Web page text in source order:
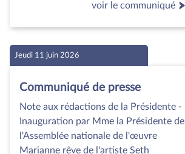
voir le communiqué
Jeudi 11 juin 2026
Communiqué de presse
Note aux rédactions de la Présidente -
Inauguration par Mme la Présidente de
l'Assemblée nationale de l'œuvre
Marianne rêve de l'artiste Seth